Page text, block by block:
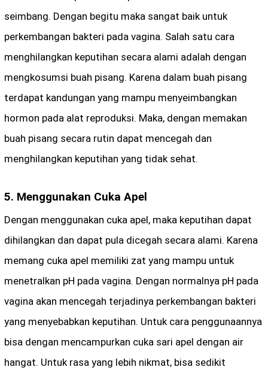
seimbang. Dengan begitu maka sangat baik untuk
perkembangan bakteri pada vagina. Salah satu cara
menghilangkan keputihan secara alami adalah dengan
mengkosumsi buah pisang. Karena dalam buah pisang
terdapat kandungan yang mampu menyeimbangkan
hormon pada alat reproduksi. Maka, dengan memakan
buah pisang secara rutin dapat mencegah dan
menghilangkan keputihan yang tidak sehat.
5. Menggunakan Cuka Apel
Dengan menggunakan cuka apel, maka keputihan dapat
dihilangkan dan dapat pula dicegah secara alami. Karena
memang cuka apel memiliki zat yang mampu untuk
menetralkan pH pada vagina. Dengan normalnya pH pada
vagina akan mencegah terjadinya perkembangan bakteri
yang menyebabkan keputihan. Untuk cara penggunaannya
bisa dengan mencampurkan cuka sari apel dengan air
hangat. Untuk rasa yang lebih nikmat, bisa sedikit